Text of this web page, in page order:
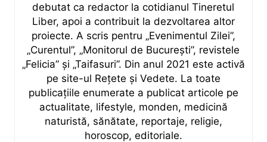
debutat ca redactor la cotidianul Tineretul
Liber, apoi a contribuit la dezvoltarea altor
proiecte. A scris pentru „Evenimentul Zilei”,
„Curentul”, „Monitorul de București”, revistele
„Felicia” și „Taifasuri”. Din anul 2021 este activă
pe site-ul Rețete și Vedete. La toate
publicațiile enumerate a publicat articole pe
actualitate, lifestyle, monden, medicină
naturistă, sănătate, reportaje, religie,
horoscop, editoriale.